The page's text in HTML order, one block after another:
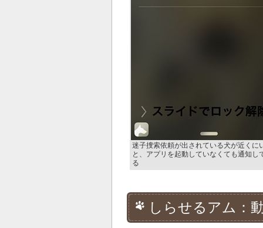
迷子捜索依頼が出されている犬が近くに
と、アプリを起動していなくても通知し
る
しらせるアム：